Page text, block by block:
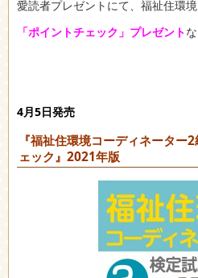
愛読者プレゼントにて、福祉住環
「ポイントチェック」プレゼント
4月5日発売
『福祉住環境コーディネータ
ェック』2021年版